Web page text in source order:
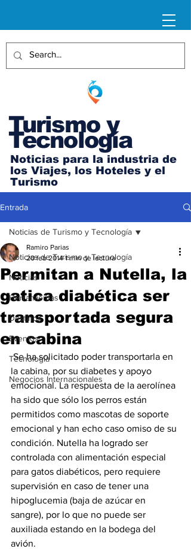
Turismo y
Tecnología
Noticias para la industria de
los Viajes, los Hoteles y el
Turismo
Entrada
Noticias de Turismo y Tecnología
Noticias
Herramientas
Destinos
Eventos
Tecnología
Negocios Internacionales
Noticias de Turismo y Tecnología
Permitan a Nutella, la
gatica diabética ser
transportada segura
en cabina
Ramiro Parias
20 feb 2014 1 min de lectura
Se ha solicitado poder transportarla en
la cabina, por su diabetes y apoyo
emocional. La respuesta de la aerolínea
ha sido que sólo los perros están
permitidos como mascotas de soporte
emocional y han echo caso omiso de su
condición. Nutella ha logrado ser
controlada con alimentación especial
para gatos diabéticos, pero requiere
supervisión en caso de tener una
hipoglucemia (baja de azúcar en
sangre), por lo que no puede ser
auxiliada estando en la bodega del
avión.